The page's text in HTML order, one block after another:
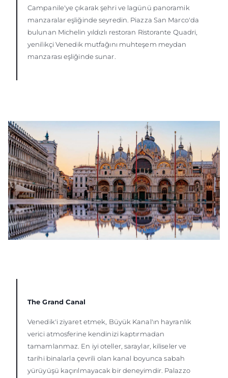
Campanile'ye çıkarak şehri ve lagünü panoramik
manzaralar eşliğinde seyredin. Piazza San Marco'da
bulunan Michelin yıldızlı restoran Ristorante Quadri,
yenilikçi Venedik mutfağını muhteşem meydan
manzarası eşliğinde sunar.
The Grand Canal
Venedik'i ziyaret etmek, Büyük Kanal'ın hayranlık
verici atmosferine kendinizi kaptırmadan
tamamlanmaz. En iyi oteller, saraylar, kiliseler ve
tarihi binalarla çevrili olan kanal boyunca sabah
yürüyüşü kaçırılmayacak bir deneyimdir. Palazzo